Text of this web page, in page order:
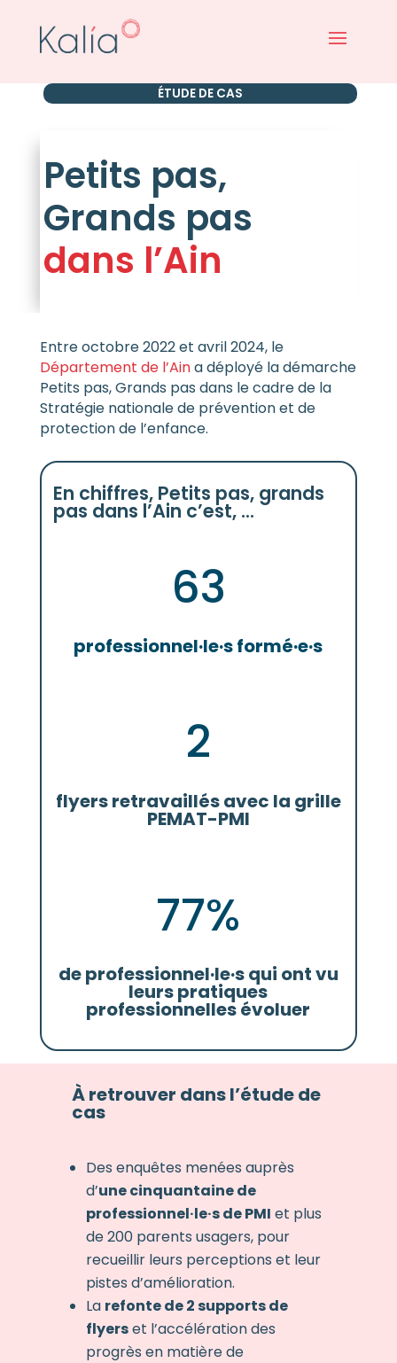
ÉTUDE DE CAS
Petits pas,
Grands pas
dans l’Ain
Entre octobre 2022 et avril 2024, le
Département de l’Aina déployé la démarche
Petits pas, Grands pas dans le cadre de la
Stratégie nationale de prévention et de
protection de l’enfance.
En chiffres, Petits pas, grands
pas dans l’Ain c’est, …
63
professionnel·le·s formé·e·s
2
flyers retravaillés avec la grille
PEMAT-PMI
77%
de professionnel·le·s qui ont vu
leurs pratiques
professionnelles évoluer
À retrouver dans l’étude de
cas
Des enquêtes menées auprès
d’une cinquantaine de
professionnel·le·s de PMI et plus
de 200 parents usagers, pour
recueillir leurs perceptions et leur
pistes d’amélioration.
La refonte de 2 supports de
flyerset l’accélération des
progrès en matière de